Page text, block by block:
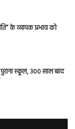
के व्यापक प्रभाव को
स्कूल, 300 साल बाद